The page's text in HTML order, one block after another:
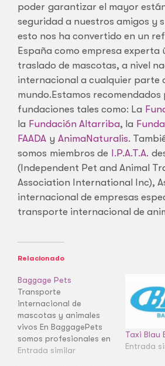
poder garantizar el mayor
seguridad a nuestros amigos y
esto nos ha convertido en un
España como empresa experta
traslado de mascotas, a nivel
internacional a cualquier parte
mundo.Estamos
fundaciones tales como: La
la Fundación Altarriba, la
FAADA y AnimaNaturalis.
somos miembros de I.P.A.T.A.
(Independent Pet and Animal
Association International Inc),
internacional de empresas
transporte internacional de
Relacionado
Baggage Pets
Transporte
internacional de
mascotas y animales
vivos En BaggagePets
somos profesionales en
el transporte
Entrada similar
Taxi Blau
Entrada